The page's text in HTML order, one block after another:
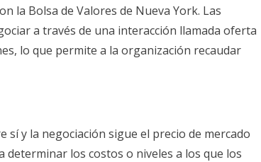
la Bolsa de Valores de Nueva York. Las
a través de una interacción llamada oferta
lo que permite a la organización recaudar
y la negociación sigue el precio de mercado
determinar los costos o niveles a los que los